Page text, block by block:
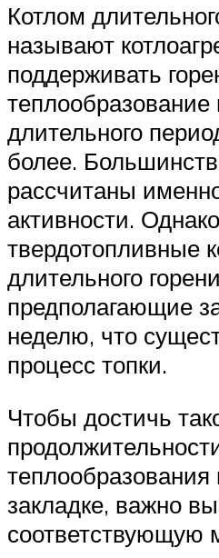
Котлом
называют
поддерживать
длительного
более.
рассчитаны
активности.
твердотопливные
длительного
предполагающие
неделю, что
процесс топки.
Чтобы достичь
теплообразования
закладке, важно
соответствующую